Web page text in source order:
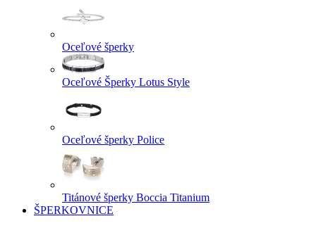
Oceľové šperky
Oceľové Šperky Lotus Style
Oceľové šperky Police
Titánové šperky Boccia Titanium
ŠPERKOVNICE